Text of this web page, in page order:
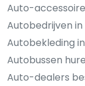
Auto-
Autobedrijven in
Autobekleding
Autobussen
Auto-dealers